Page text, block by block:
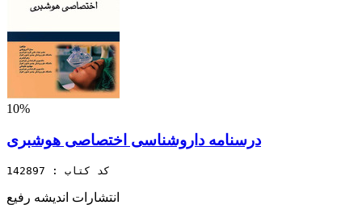
10%
درسنامه داروشناسی اختصاصی هوشبری
کد کتاب : 142897
انتشارات اندیشه رفیع